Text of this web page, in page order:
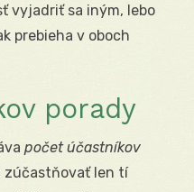
vyjadriť sa iným, lebo
prebieha v oboch
porady
počet účastníkov
zúčastňovať len tí